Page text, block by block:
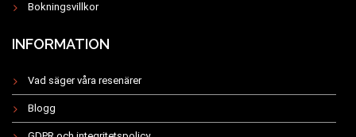
Bokningsvillkor
INFORMATION
Vad säger våra resenärer
Blogg